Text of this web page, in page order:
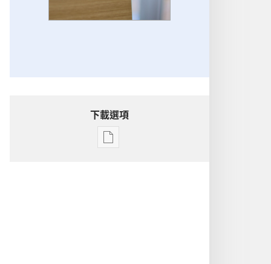
下載選項
電